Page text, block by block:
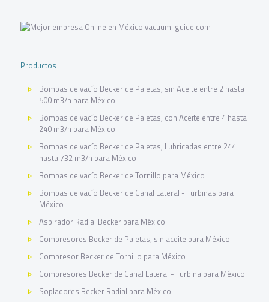
Productos
Bombas de vacío Becker de Paletas, sin Aceite entre 2 hasta
500 m3/h para México
Bombas de vacío Becker de Paletas, con Aceite entre 4 hasta
240 m3/h para México
Bombas de vacío Becker de Paletas, Lubricadas entre 244
hasta 732 m3/h para México
Bombas de vacío Becker de Tornillo para México
Bombas de vacío Becker de Canal Lateral - Turbinas para
México
Aspirador Radial Becker para México
Compresores Becker de Paletas, sin aceite para México
Compresor Becker de Tornillo para México
Compresores Becker de Canal Lateral - Turbina para México
Sopladores Becker Radial para México